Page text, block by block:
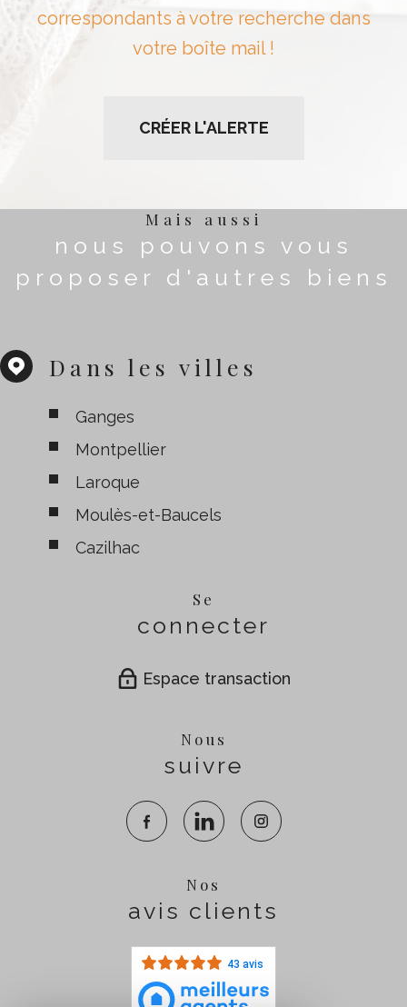
correspondants à votre recherche dans
votre boîte mail !
CRÉER L'ALERTE
Mais aussi
nous pouvons vous
proposer d'autres biens
Dans les villes
Ganges
Montpellier
Laroque
Moulès-et-Baucels
Cazilhac
Se
connecter
Espace transaction
Nous
suivre
Nos
avis clients
43 avis